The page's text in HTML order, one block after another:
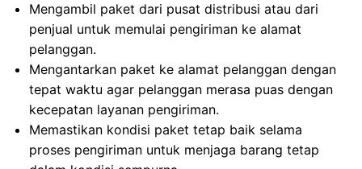
Mengambil paket dari pusat distribusi atau dari
penjual untuk memulai pengiriman ke alamat
pelanggan.
Mengantarkan paket ke alamat pelanggan dengan
tepat waktu agar pelanggan merasa puas dengan
kecepatan layanan pengiriman.
Memastikan kondisi paket tetap baik selama
proses pengiriman untuk menjaga barang tetap